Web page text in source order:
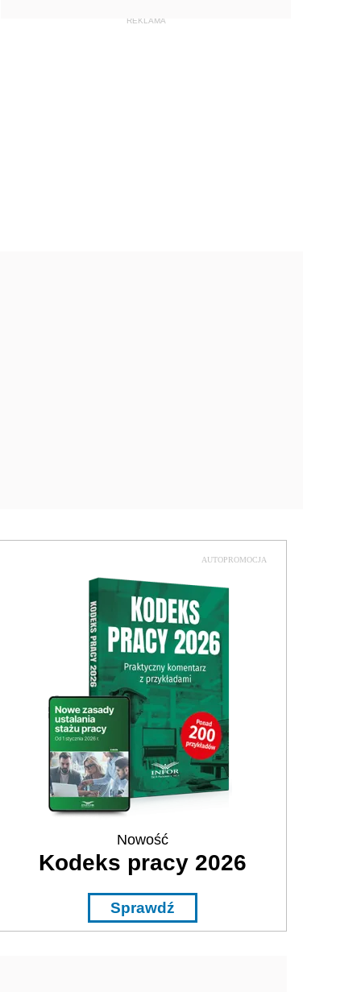
AUTOPROMOCJA
Nowość
Kodeks pracy 2026
Sprawdź